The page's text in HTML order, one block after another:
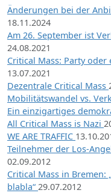
Änderungen bei der
18.11.2024
Am 26. September ist
24.08.2021
Critical Mass: Party
13.07.2021
Dezentrale Critical Mass
Mobilitätswandel vs.
Ein einzigartiges
All Critical Mass is Nazi
WE ARE TRAFFIC
Teilnehmer der Los-
02.09.2012
Critical Mass in Bremen:
blabla“ 29.07.2012